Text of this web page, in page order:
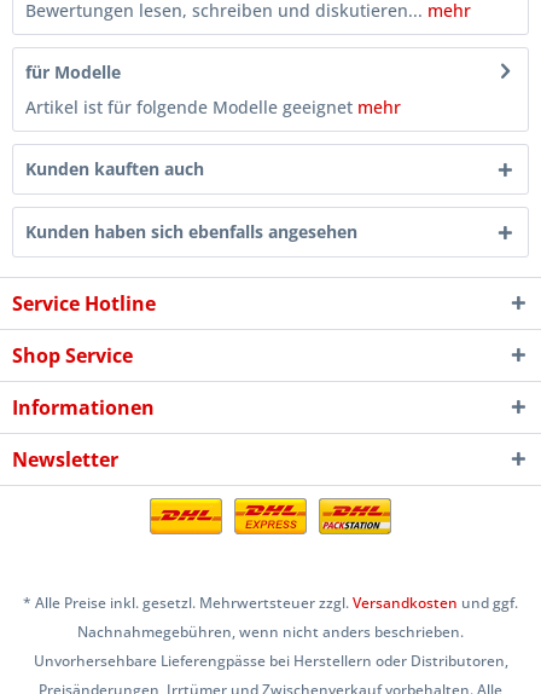
Bewertungen lesen, schreiben und diskutieren... mehr
für Modelle
Artikel ist für folgende Modelle geeignet mehr
Kunden kauften auch
Kunden haben sich ebenfalls angesehen
Service Hotline
Shop Service
Informationen
Newsletter
* Alle Preise inkl. gesetzl. Mehrwertsteuer zzgl.Versandkosten und ggf.
Nachnahmegebühren, wenn nicht anders beschrieben.
Unvorhersehbare Lieferengpässe bei Herstellern oder Distributoren,